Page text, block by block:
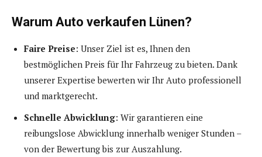
Warum Auto verkaufen Lünen?
Faire Preise: Unser Ziel ist es, Ihnen den
bestmöglichen Preis für Ihr Fahrzeug zu bieten. Dank
unserer Expertise bewerten wir Ihr Auto professionell
und marktgerecht.
Schnelle Abwicklung: Wir garantieren eine
reibungslose Abwicklung innerhalb weniger Stunden –
von der Bewertung bis zur Auszahlung.